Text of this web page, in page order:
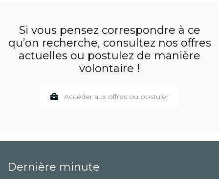
Si vous pensez correspondre à ce
qu’on recherche, consultez nos offres
actuelles ou postulez de manière
volontaire !
Accéder aux offres ou postuler
Dernière minute